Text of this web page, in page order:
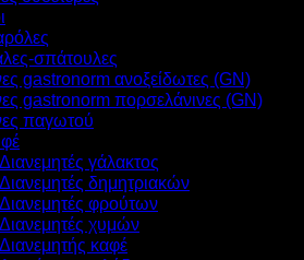
σπάτουλες
gastronorm ανοξείδωτες (GN)
gastronorm πορσελάνινες (GN)
παγωτού
Διανεμητές γάλακτος
Διανεμητές δημητριακών
Διανεμητές φρούτων
Διανεμητές χυμών
Διανεμητής καφέ